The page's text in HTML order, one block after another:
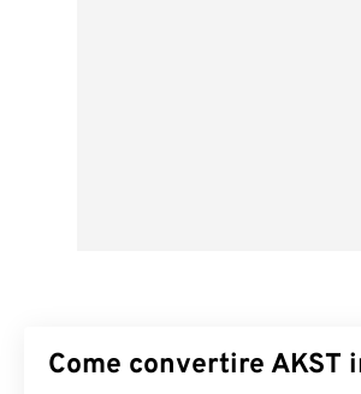
Come convertire AKST